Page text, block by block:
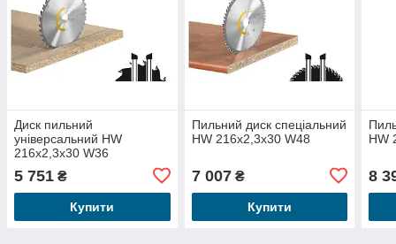
Диск пильний
універсальний HW
216x2,3x30 W36
5 751 ₴
Купити
Пильний диск спеціальний
HW 216x2,3x30 W48
7 007₴
Купити
HW
8